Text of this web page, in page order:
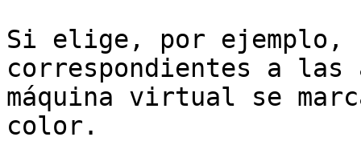
Si elige, por ejemplo,
correspondientes a
máquina virtual se
color.